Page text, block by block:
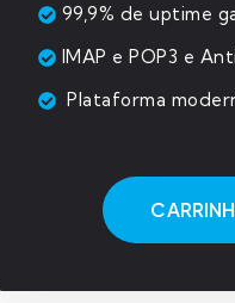
99,9% de uptime
IMAP e POP3 e
Plataforma